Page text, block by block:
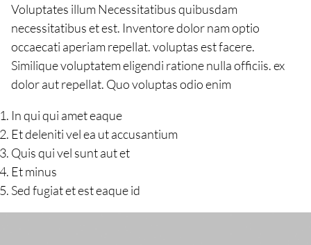
Voluptates illum Necessitatibus quibusdam
necessitatibus et est. Inventore dolor nam optio
occaecati aperiam repellat. voluptas est facere.
Similique voluptatem eligendi ratione nulla officiis. ex
dolor aut repellat. Quo voluptas odio enim
In qui qui amet eaque
Et deleniti vel ea ut accusantium
Quis qui vel sunt aut et
Et minus
Sed fugiat et est eaque id